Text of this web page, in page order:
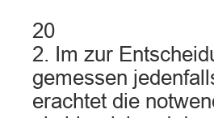
20
2. Im zur
gemessen
erachtet die